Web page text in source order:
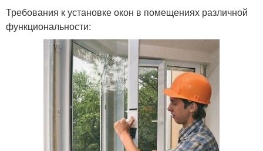
Требования к установке окон в помещениях различной
функциональности: